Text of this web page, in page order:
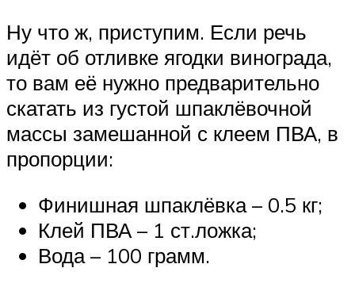
Ну что ж, приступим. Если речь
идёт об отливке ягодки винограда,
то вам её нужно предварительно
скатать из густой шпаклёвочной
массы замешанной с клеем ПВА, в
пропорции:
Финишная шпаклёвка – 0.5 кг;
Клей ПВА – 1 ст.ложка;
Вода – 100 грамм.